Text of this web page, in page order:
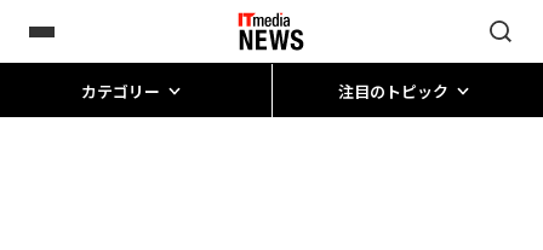
カテゴリー 注目のトピック